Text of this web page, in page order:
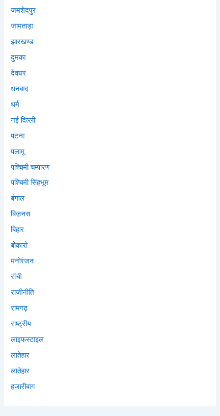
जमशेदपुर
जामताड़ा
झारखण्ड
दुमका
देवघर
धनबाद
धर्म
नई दिल्ली
पटना
पलामू
पश्चिमी चम्पारण
पश्चिमी सिंहभूम
बंगाल
बिज़नस
बिहार
बोकारो
मनोरंजन
राँची
राजीनीति
रामगढ़
राष्ट्रीय
लाइफस्टाइल
लातेहार
लातेहार
हजारीबाग